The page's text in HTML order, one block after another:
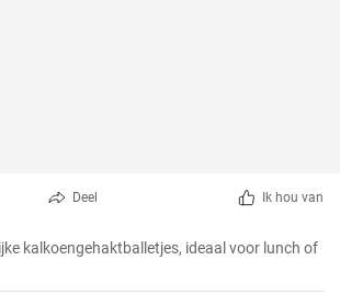
Deel Ik hou van
kalkoengehaktballetjes, ideaal voor lunch of